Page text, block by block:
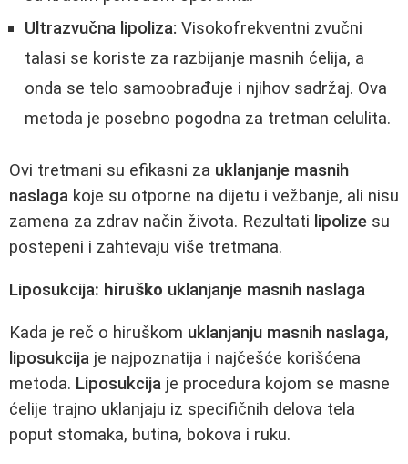
Ultrazvučna lipoliza: Visokofrekventni zvučni
talasi se koriste za razbijanje masnih ćelija, a
onda se telo samoobrađuje i njihov sadržaj. Ova
metoda je posebno pogodna za tretman celulita.
Ovi tretmani su efikasni za uklanjanje masnih
naslaga koje su otporne na dijetu i vežbanje, ali nisu
zamena za zdrav način života. Rezultati lipolize su
postepeni i zahtevaju više tretmana.
Liposukcija: hiruško uklanjanje masnih naslaga
Kada je reč o hiruškom uklanjanju masnih naslaga,
liposukcija je najpoznatija i najčešće korišćena
metoda. Liposukcija je procedura kojom se masne
ćelije trajno uklanjaju iz specifičnih delova tela
poput stomaka, butina, bokova i ruku.